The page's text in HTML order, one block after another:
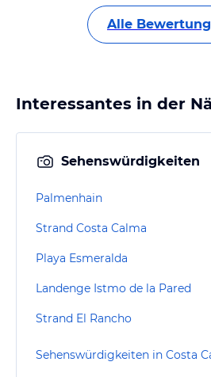
Alle
Interessantes in der
Sehenswürdigkeiten
Palmenhain
Strand Costa Calma
Playa Esmeralda
Landenge Istmo de la Pared
Strand El Rancho
Sehenswürdigkeiten in Costa